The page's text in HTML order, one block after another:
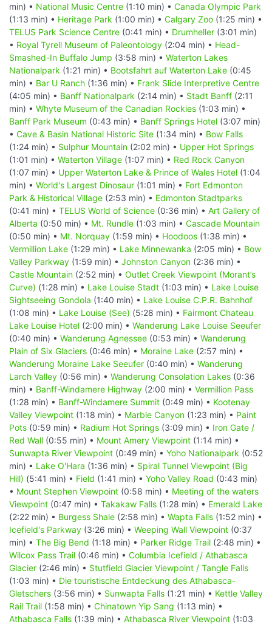
min) • National Music Centre (1:10 min) • Canada Olympic Park
(1:13 min) • Heritage Park (1:00 min) • Calgary Zoo (1:25 min) •
TELUS Park Science Centre (0:41 min) • Drumheller (3:01 min)
• Royal Tyrell Museum of Paleontology (2:04 min) • Head-
Smashed-In Buffalo Jump (3:58 min) • Waterton Lakes
Nationalpark (1:21 min) • Bootsfahrt auf Waterton Lake (0:45
min) • Bar U Ranch (1:36 min) • Frank Slide Interpretive Centre
(4:05 min) • Banff Nationalpark (2:14 min) • Stadt Banff (2:11
min) • Whyte Museum of the Canadian Rockies (1:03 min) •
Banff Park Museum (0:43 min) • Banff Springs Hotel (3:07 min)
• Cave & Basin National Historic Site (1:34 min) • Bow Falls
(1:24 min) • Sulphur Mountain (2:02 min) • Upper Hot Springs
(1:01 min) • Waterton Village (1:07 min) • Red Rock Canyon
(1:07 min) • Upper Waterton Lake & Prince of Wales Hotel (1:04
min) • World's Largest Dinosaur (1:01 min) • Fort Edmonton
Park & Historical Village (2:53 min) • Edmonton Stadtparks
(0:41 min) • TELUS World of Science (0:36 min) • Art Gallery of
Alberta (0:50 min) • Mt. Rundle (1:03 min) • Cascade Mountain
(0:50 min) • Mt. Norquay (1:59 min) • Hoodoos (1:38 min) •
Vermillion Lake (1:29 min) • Lake Minnewanka (2:05 min) • Bow
Valley Parkway (1:59 min) • Johnston Canyon (2:36 min) •
Castle Mountain (2:52 min) • Outlet Creek Viewpoint (Morant’s
Curve) (1:28 min) • Lake Louise Stadt (1:03 min) • Lake Louise
Sightseeing Gondola (1:40 min) • Lake Louise C.P.R. Bahnhof
(1:08 min) • Lake Louise (See) (5:28 min) • Fairmont Chateau
Lake Louise Hotel (2:00 min) • Wanderung Lake Louise Seeufer
(0:40 min) • Wanderung Agnessee (0:53 min) • Wanderung
Plain of Six Glaciers (0:46 min) • Moraine Lake (2:57 min) •
Wanderung Moraine Lake Seeufer (0:40 min) • Wanderung
Larch Valley (0:56 min) • Wanderung Consolation Lakes (0:36
min) • Banff-Windamere Highway (2:00 min) • Vermillion Pass
(1:28 min) • Banff-Windamere Summit (0:49 min) • Kootenay
Valley Viewpoint (1:18 min) • Marble Canyon (1:23 min) • Paint
Pots (0:59 min) • Radium Hot Springs (3:09 min) • Iron Gate /
Red Wall (0:55 min) • Mount Amery Viewpoint (1:14 min) •
Sunwapta River Viewpoint (0:49 min) • Yoho Nationalpark (0:52
min) • Lake O'Hara (1:36 min) • Spiral Tunnel Viewpoint (Big
Hill) (5:41 min) • Field (1:41 min) • Yoho Valley Road (0:43 min)
• Mount Stephen Viewpoint (0:58 min) • Meeting of the waters
Viewpoint (0:47 min) • Takakaw Falls (1:28 min) • Emerald Lake
(2:22 min) • Burgess Shale (2:58 min) • Wapta Falls (1:52 min) •
Icefield's Parkway (3:26 min) • Weeping Wall Viewpoint (0:37
min) • The Big Bend (1:18 min) • Parker Ridge Trail (2:48 min) •
Wilcox Pass Trail (0:46 min) • Columbia Icefield / Athabasca
Glacier (2:46 min) • Stutfield Glacier Viewpoint / Tangle Falls
(1:03 min) • Die touristische Entdeckung des Athabasca-
Gletschers (3:56 min) • Sunwapta Falls (1:21 min) • Kettle Valley
Rail Trail (1:58 min) • Chinatown Yip Sang (1:13 min) •
Athabasca Falls (1:39 min) • Athabasca River Viewpoint (1:03